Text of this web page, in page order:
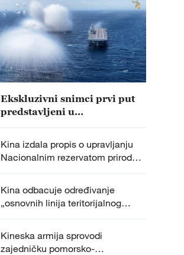
Ekskluzivni snimci prvi put
predstavljeni u
Kina izdala propis o upravljanju
Nacionalnim rezervatom prirode
Huangjan Dao
Kina odbacuje određivanje
„osnovnih linija teritorijalnog
mora“ od strane Filipina
Kineska armija sprovodi
zajedničku pomorsko-